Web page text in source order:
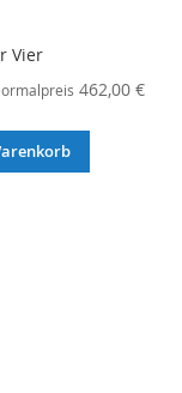
Vier
462,00 €